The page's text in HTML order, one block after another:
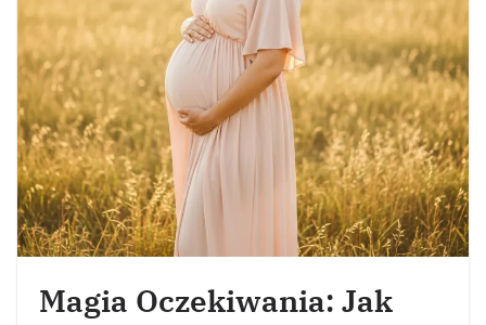
Magia Oczekiwania: Jak